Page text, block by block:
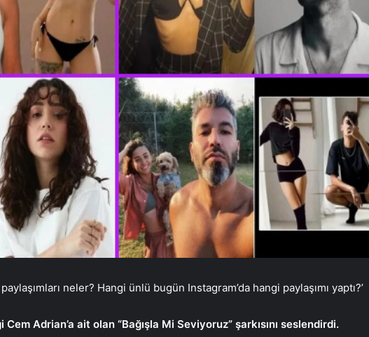
neler? Hangi ünlü bugün Instagram’da hangi paylaşımı yaptı?’
Adrian’a ait olan “Bağışla Mi Seviyoruz” şarkısını seslendirdi.